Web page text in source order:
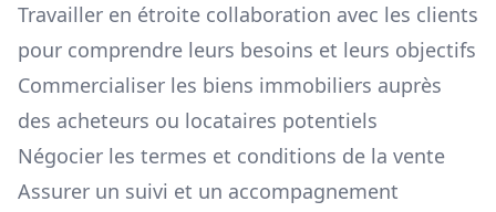
Travailler en étroite collaboration avec les clients
pour comprendre leurs besoins et leurs objectifs
Commercialiser les biens immobiliers auprès
des acheteurs ou locataires potentiels
Négocier les termes et conditions de la vente
Assurer un suivi et un accompagnement